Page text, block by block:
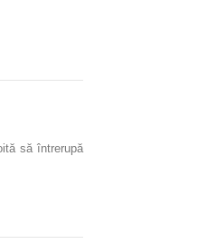
să întrerupă